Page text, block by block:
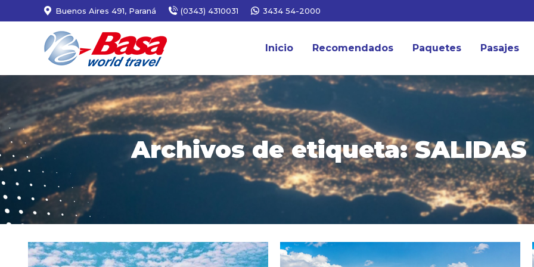
Buenos Aires 491, Paraná (0343) 4310031 3434 54-2000
Inicio Recomendados Paquetes Pasajes
Archivos de etiqueta:SALIDAS